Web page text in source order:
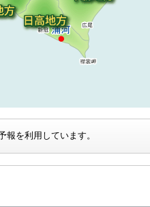
報を利用しています。